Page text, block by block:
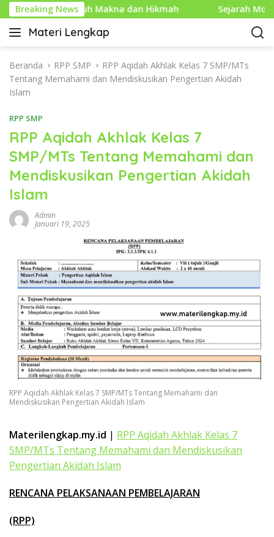
a
Breaking News
Penuh Makna dan Hikmah Sejarah Mouse
Materi Lengkap
I
f
o
P
n
d
d
i
a
g
k
a
p
Beranda RPP SMP
RPP Aqidah Akhlak Kelas 7 SMP/MTs
Tentang Memahami dan Mendiskusikan Pengertian Akidah
Islam
RPP SMP
RPP Aqidah Akhlak Kelas 7
SMP/MTs Tentang Memahami dan
Mendiskusikan Pengertian Akidah
Islam
Admin
Januari 19, 2025
RPP Aqidah Akhlak Kelas 7 SMP/MTs Tentang Memahami dan
Mendiskusikan Pengertian Akidah Islam
Materilengkap.my.id | RPP Aqidah Akhlak Kelas 7
SMP/MTs Tentang Memahami dan Mendiskusikan
Pengertian Akidah Islam
RENCANA PELAKSANAAN PEMBELAJARAN
(RPP)